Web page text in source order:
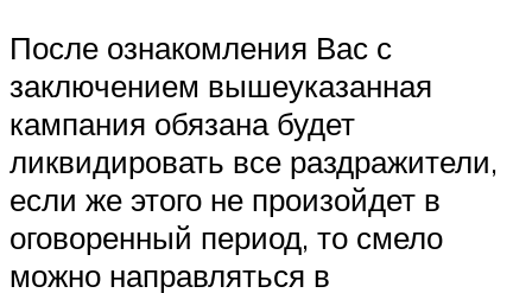
После ознакомления Вас с
заключением вышеуказанная
кампания обязана будет
ликвидировать все раздражители,
если же этого не произойдет в
оговоренный период, то смело
можно направляться в